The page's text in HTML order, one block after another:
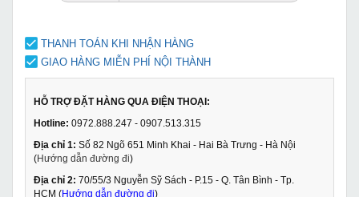
THANH TOÁN KHI NHẬN HÀNG
GIAO HÀNG MIỄN PHÍ NỘI THÀNH
HỖ TRỢ ĐẶT HÀNG QUA ĐIỆN THOẠI:
Hotline: 0972.888.247 - 0907.513.315
Địa chỉ 1: Số 82 Ngõ 651 Minh Khai - Hai Bà Trưng - Hà Nội
(Hướng dẫn đường đi)
Địa chỉ 2: 70/55/3 Nguyễn Sỹ Sách - P.15 - Q. Tân Bình - Tp.
HCM (Hướng dẫn đường đi)